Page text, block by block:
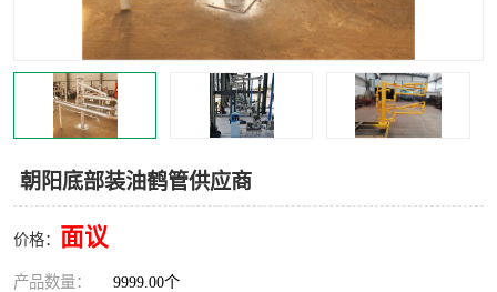
朝阳底部装油鹤管供应商
价格： 面议
产品数量： 9999.00个
汽车鹤管 顶部鹤管
底部鹤管 低温鹤管
浮动出油装置 鹤管
车臂